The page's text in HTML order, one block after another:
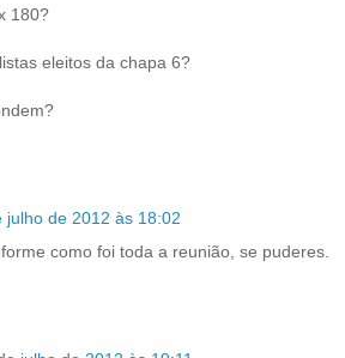
180?
eleitos da chapa 6?
julho de 2012 às 18:02
como foi toda a reunião, se puderes.